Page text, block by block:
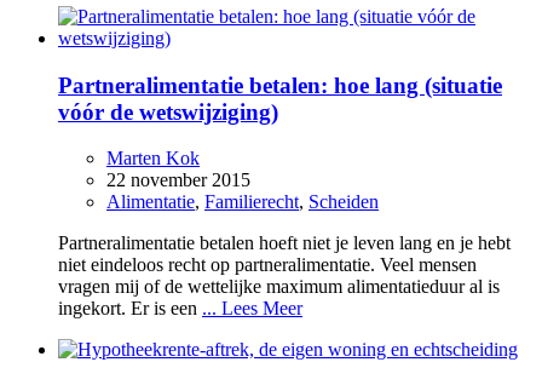
Partneralimentatie betalen: hoe lang (situatie
vóór de wetswijziging)
Marten Kok
22 november 2015
Alimentatie, Familierecht, Scheiden
Partneralimentatie betalen hoeft niet je leven lang en je hebt
niet eindeloos recht op partneralimentatie. Veel mensen
vragen mij of de wettelijke maximum alimentatieduur al is
ingekort. Er is een ... Lees Meer